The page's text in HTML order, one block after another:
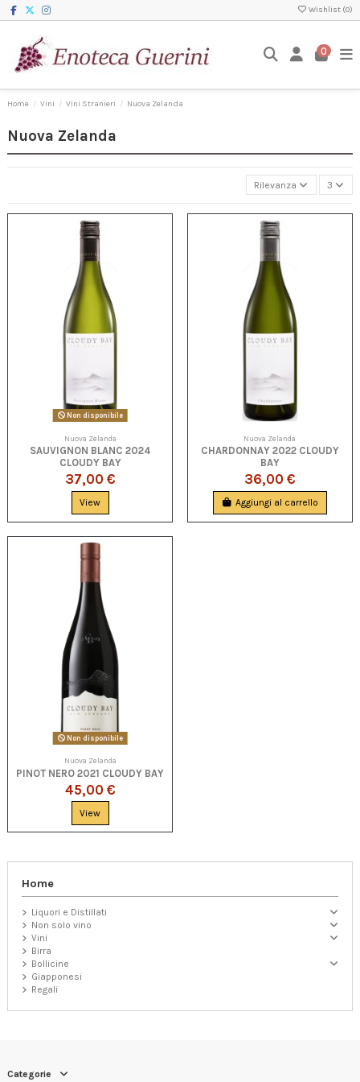
Wishlist (0)
0
Home Vini Vini Stranieri Nuova Zelanda
Nuova Zelanda
Rilevanza 3
Non disponibile
Nuova Zelanda
SAUVIGNON BLANC 2024
CLOUDY BAY
37,00 €
View
Nuova Zelanda
CHARDONNAY 2022 CLOUDY
BAY
36,00 €
Aggiungi al carrello
Non disponibile
Nuova Zelanda
PINOT NERO 2021 CLOUDY BAY
45,00 €
View
Home
Liquori e Distillati
Non solo vino
Vini
Birra
Bollicine
Giapponesi
Regali
Categorie